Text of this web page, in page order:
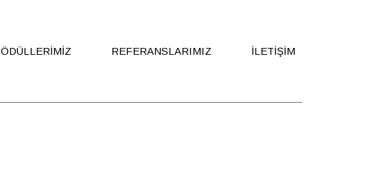
ÖDÜLLERIMIZ REFERANSLARIMIZ İLETIŞIM